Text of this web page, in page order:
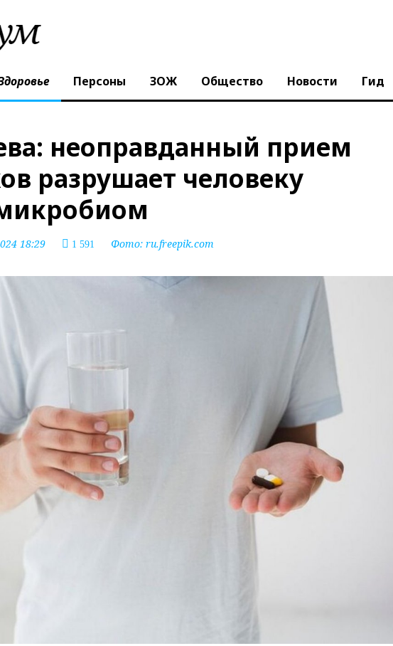
Персоны ЗОЖ Общество Новости Гид
неоправданный прием
разрушает человеку
18:29 1 591 Фото: ru.freepik.com